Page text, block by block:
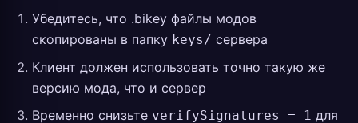
Убедитесь, что .bikey файлы модов
скопированы в папку keys/ сервера
Клиент должен использовать точно такую же
версию мода, что и сервер
Временно снизьте verifySignatures = 1 для